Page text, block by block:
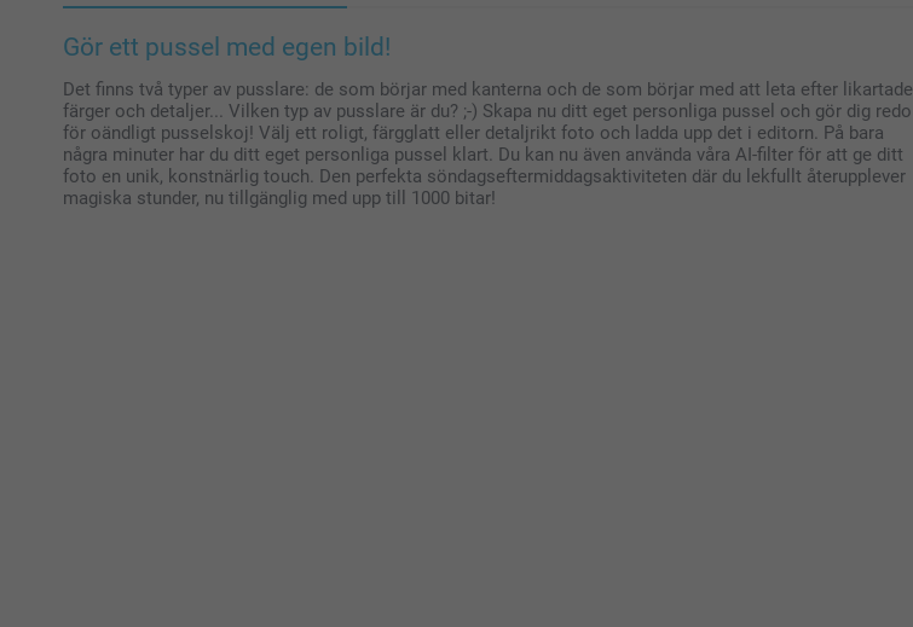
Gör ett pussel med egen bild!
Det finns två typer av pusslare: de som börjar med kanterna och de som börjar med att leta efter likartade
färger och detaljer... Vilken typ av pusslare är du? ;-) Skapa nu ditt eget personliga pussel och gör dig redo
för oändligt pusselskoj! Välj ett roligt, färgglatt eller detaljrikt foto och ladda upp det i editorn. På bara
några minuter har du ditt eget personliga pussel klart. Du kan nu även använda våra AI-filter för att ge ditt
foto en unik, konstnärlig touch. Den perfekta söndagseftermiddagsaktiviteten där du lekfullt återupplever
magiska stunder, nu tillgänglig med upp till 1000 bitar!